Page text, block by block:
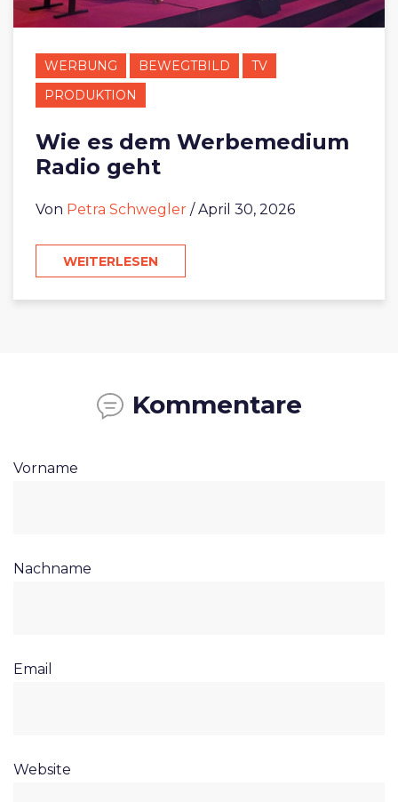
WERBUNG BEWEGTBILD
TV
PRODUKTION
Wie es dem Werbemedium
Radio geht
Von Petra Schwegler / April 30, 2026
WEITERLESEN
Kommentare
Vorname
Nachname
Email
Website